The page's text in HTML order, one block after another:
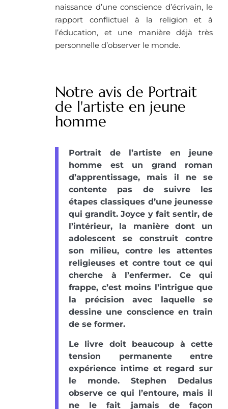
naissance d’une conscience d’écrivain, le
rapport conflictuel à la religion et à
l’éducation, et une manière déjà très
personnelle d’observer le monde.
Notre avis de Portrait
de l'artiste en jeune
homme
Portrait de l’artiste en jeune
homme est un grand roman
d’apprentissage, mais il ne se
contente pas de suivre les
étapes classiques d’une jeunesse
qui grandit. Joyce y fait sentir, de
l’intérieur, la manière dont un
adolescent se construit contre
son milieu, contre les attentes
religieuses et contre tout ce qui
cherche à l’enfermer. Ce qui
frappe, c’est moins l’intrigue que
la précision avec laquelle se
dessine une conscience en train
de se former.
Le livre doit beaucoup à cette
tension permanente entre
expérience intime et regard sur
le monde. Stephen Dedalus
observe ce qui l’entoure, mais il
ne le fait jamais de façon